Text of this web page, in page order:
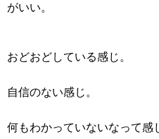
がいい。
おどおどしている感じ。
自信のない感じ。
何もわかっていないなって感